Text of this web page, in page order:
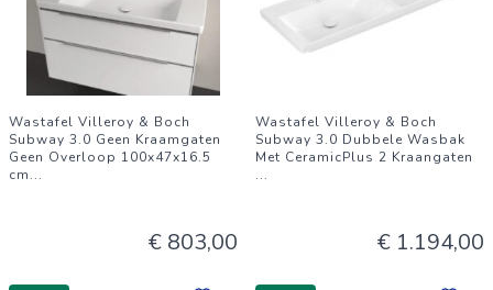
Wastafel Villeroy & Boch
Subway 3.0 Geen Kraamgaten
Geen Overloop 100x47x16.5
cm...
€ 803,00
Wastafel Villeroy & Boch
Subway 3.0 Dubbele Wasbak
Met CeramicPlus 2 Kraangaten
...
€ 1.194,00